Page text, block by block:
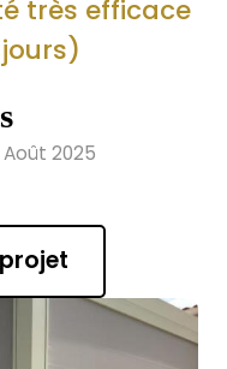
très efficace
2025